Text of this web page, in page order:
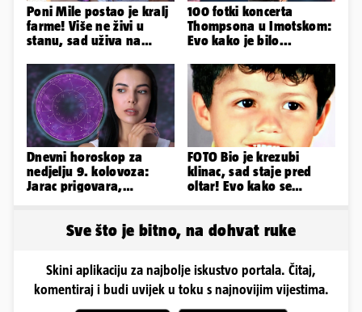
Poni Mile postao je kralj
farme! Više ne živi u
stanu, sad uživa na
100 fotki koncerta
Thompsona u Imotskom:
Evo kako je bilo...
Dnevni horoskop za
nedjelju 9. kolovoza:
Jarac prigovara,
FOTO Bio je krezubi
klinac, sad staje pred
oltar! Evo kako se
Sve što je bitno, na dohvat ruke
Skini aplikaciju za najbolje iskustvo portala. Čitaj,
komentiraj i budi uvijek u toku s najnovijim vijestima.